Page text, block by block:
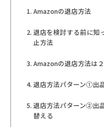
Amazonの退店方法
退店を検討する前に知
止方法
Amazonの退店方法は
退店方法パターン①出
退店方法パターン②出
替える